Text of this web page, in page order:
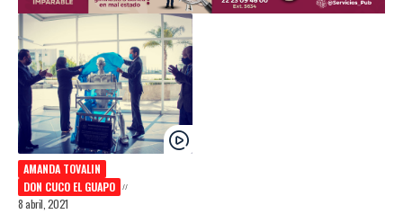
AMANDA TOVALIN
DON CUCO EL GUAPO
8 abril, 2021